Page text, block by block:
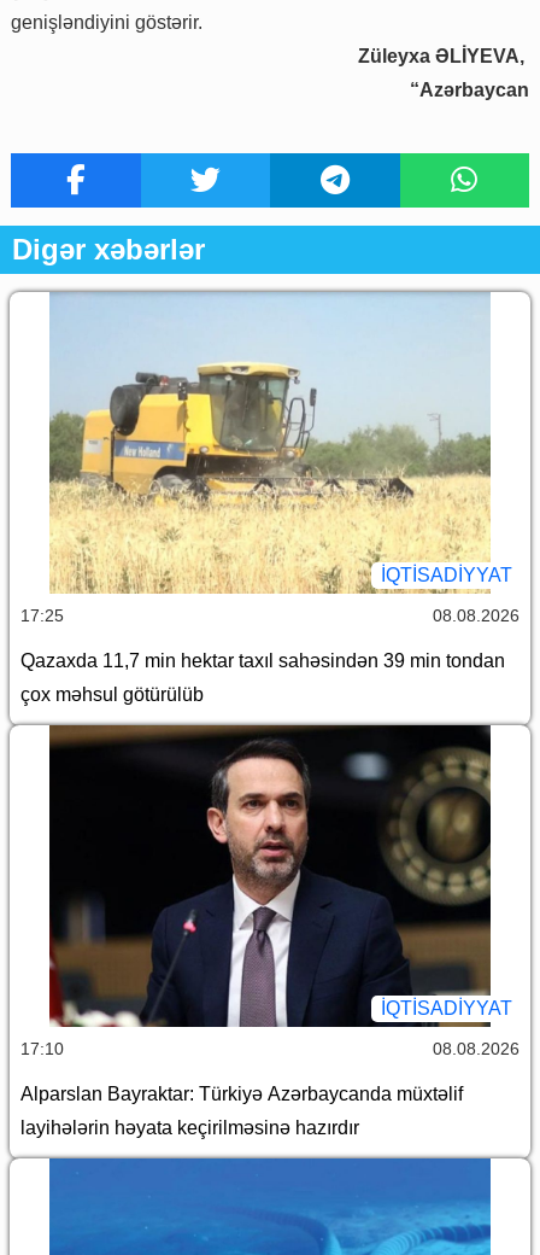
genişləndiyini göstərir.
Züleyxa ƏLİYEVA,
“Azərbaycan
Digər xəbərlər
İQTİSADİYYAT
17:25 08.08.2026
Qazaxda 11,7 min hektar taxıl sahəsindən 39 min tondan
çox məhsul götürülüb
İQTİSADİYYAT
17:10 08.08.2026
Alparslan Bayraktar: Türkiyə Azərbaycanda müxtəlif
layihələrin həyata keçirilməsinə hazırdır